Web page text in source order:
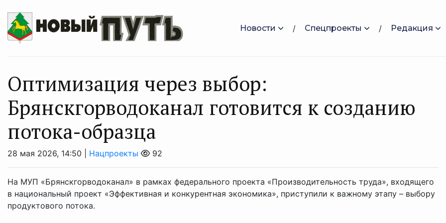
Новости Спецпроекты Редакция
Оптимизация через выбор:
Брянскгорводоканал готовится к созданию
потока-образца
28 мая 2026, 14:50 | Нацпроекты 92
На МУП «Брянскгорводоканал» в рамках федерального проекта «Производительность труда», входящего
в национальный проект «Эффективная и конкурентная экономика», приступили к важному этапу – выбору
продуктового потока.